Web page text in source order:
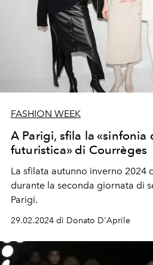
FASHION WEEK
A Parigi, sfila la «sinfonia
futuristica» di Courrèges
La sfilata autunno inverno 2024
durante la seconda giornata di
Parigi.
29.02.2024 di Donato D'Aprile